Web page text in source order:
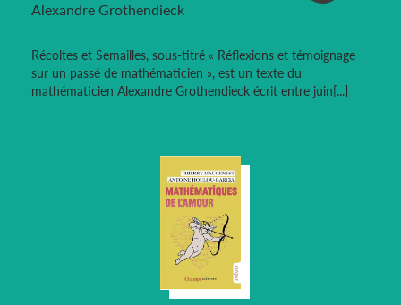
Alexandre Grothendieck
Récoltes et Semailles, sous-titré « Réflexions et témoignage
sur un passé de mathématicien », est un texte du
mathématicien Alexandre Grothendieck écrit entre juin[...]